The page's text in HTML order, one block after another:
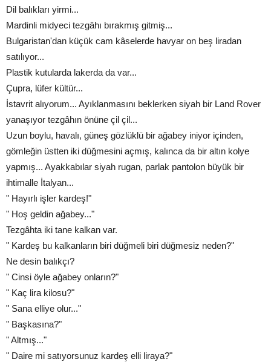
Dil balıkları yirmi...
Mardinli midyeci tezgâhı bırakmış gitmiş...
Bulgaristan'dan küçük cam kâselerde havyar on beş liradan
satılıyor...
Plastik kutularda lakerda da var...
Çupra, lüfer kültür...
İstavrit alıyorum... Ayıklanmasını beklerken siyah bir Land Rover
yanaşıyor tezgâhın önüne çil çil...
Uzun boylu, havalı, güneş gözlüklü bir ağabey iniyor içinden,
gömleğin üstten iki düğmesini açmış, kalınca da bir altın kolye
yapmış... Ayakkabılar siyah rugan, parlak pantolon büyük bir
ihtimalle İtalyan...
" Hayırlı işler kardeş!"
" Hoş geldin ağabey..."
Tezgâhta iki tane kalkan var.
" Kardeş bu kalkanların biri düğmeli biri düğmesiz neden?"
Ne desin balıkçı?
" Cinsi öyle ağabey onların?"
" Kaç lira kilosu?"
" Sana elliye olur..."
" Başkasına?"
" Altmış..."
" Daire mi satıyorsunuz kardeş elli liraya?"